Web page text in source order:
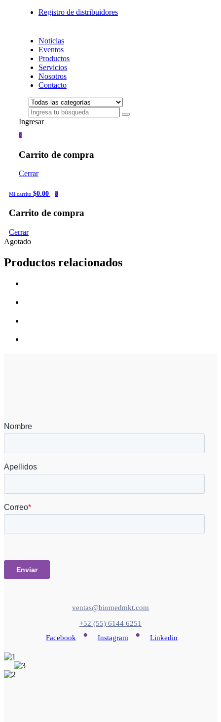
Registro de distribuidores
Noticias
Eventos
Productos
Servicios
Nosotros
Contacto
Ingresar
0
Carrito de compra
Cerrar
Mi carrito $0.00 0
Carrito de compra
Cerrar
Agotado
Productos relacionados
ventas@biomedmkt.com
+52 (55) 6144 6251
Facebook
• Instagram • Linkedin